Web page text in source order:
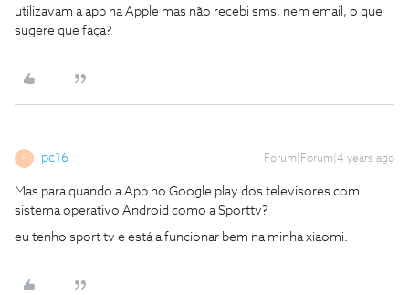
utilizavam a app na Apple mas não recebi sms, nem email, o que
sugere que faça?
P pc16 Forum|Forum|4 years ago
Mas para quando a App no Google play dos televisores com
sistema operativo Android como a Sporttv?
eu tenho sport tv e está a funcionar bem na minha xiaomi.